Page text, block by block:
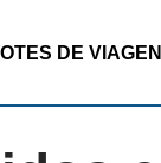
DE